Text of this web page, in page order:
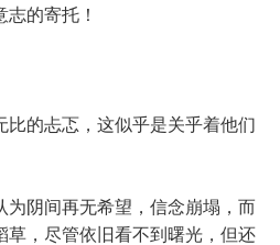
的寄托！
的忐忑，这似乎是关乎着他们
阴间再无希望，信念崩塌，而
草，尽管依旧看不到曙光，但还